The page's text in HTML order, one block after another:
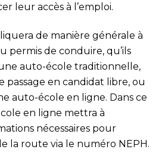
leur accès à l’emploi.
de manière générale à
permis de conduire, qu’ils
auto-école traditionnelle,
passage en candidat libre, ou
auto-école en ligne. Dans ce
en ligne mettra à
nécessaires pour
la route via le numéro NEPH.